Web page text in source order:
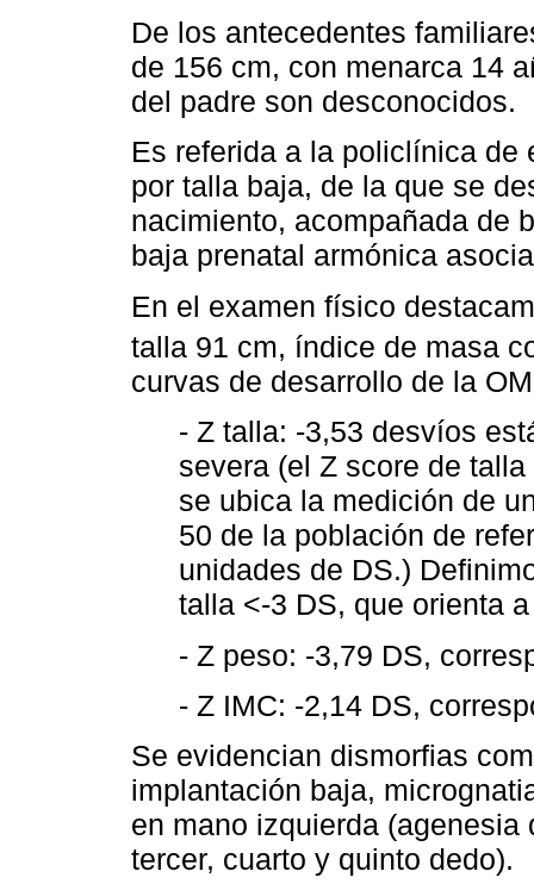
De los antecedentes
de 156 cm, con menarca 14
del padre son desconocidos.
Es referida a la policlínica de
por talla baja, de la que se
nacimiento, acompañada de
baja prenatal armónica
En el examen físico
talla 91 cm, índice de masa
curvas de desarrollo de la
- Z talla: -3,53 desvíos
severa (el Z score de
se ubica la medición de
50 de la población de
unidades de DS.)
talla <-3 DS, que orienta
- Z peso: -3,79 DS,
- Z IMC: -2,14 DS,
Se evidencian dismorfias
implantación baja,
en mano izquierda
tercer, cuarto y quinto dedo).